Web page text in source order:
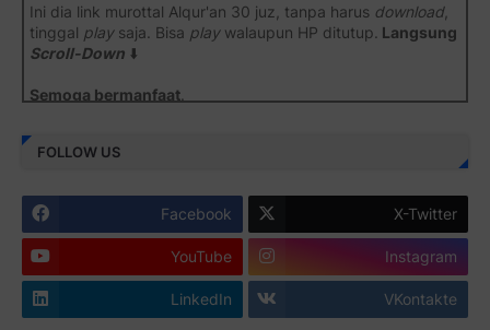
Ini dia link murottal Alqur'an 30 juz, tanpa harus download,
tinggal playsaja. Bisa playwalaupun HP ditutup. Langsung
Scroll-Down ⬇️
Semoga bermanfaat
Juz 1 ⇨
Juz 3 ⇨ http://j.mp/2bFSrtF
Juz 4 ⇨ http://j.mp/2b8SXi3
Juz 5 ⇨ http://j.mp/2b8RZm3
FOLLOW US
Facebook X-Twitter
YouTube Instagram
LinkedIn VKontakte